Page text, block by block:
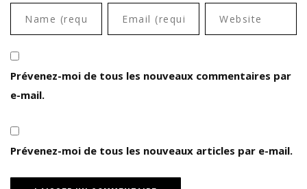
Prévenez-moi de tous les nouveaux commentaires par
e-mail.
Prévenez-moi de tous les nouveaux articles par e-mail.